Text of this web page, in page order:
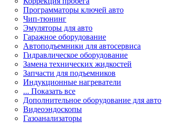
Программаторы ключей авто
Чип-тюнинг
Эмуляторы для авто
Гаражное оборудование
Автоподъемники для автосервиса
Гидравлическое оборудование
Замена технических жидкостей
Запчасти для подъемников
Индукционные нагреватели
... Показать все
Дополнительное оборудование для авто
Видеоэндоскопы
Газоанализаторы